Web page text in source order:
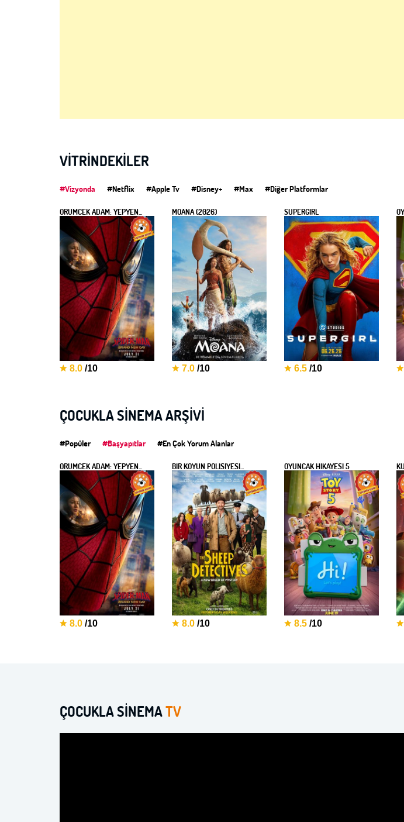
VITRINDEKILER
#Vizyonda #Netflix #Apple Tv #Disney+ #Max #Diğer Platformlar
ÖRÜMCEK ADAM: YEPYEN...
8.0 /10
MOANA (2026)
7.0 /10
SUPERGIRL
6.5 /10
ÇOCUKLA SINEMA ARŞIVI
#Popüler #Başyapıtlar #En Çok Yorum Alanlar
ÖRÜMCEK ADAM: YEPYEN...
8.0 /10
BİR KOYUN POLİSİYESİ...
8.0 /10
OYUNCAK HİKAYESİ 5
8.5 /10
ÇOCUKLA SİNEMATV